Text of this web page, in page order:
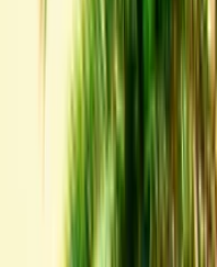
boeken.
a car companies in
uw locatie, budget en